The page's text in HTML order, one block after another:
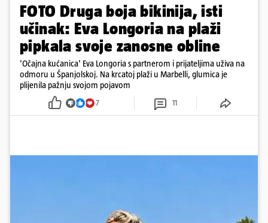
FOTO Druga boja bikinija, isti
učinak: Eva Longoria na plaži
pipkala svoje zanosne obline
'Očajna kućanica' Eva Longoria s partnerom i prijateljima uživa na
odmoru u Španjolskoj. Na krcatoj plaži u Marbelli, glumica je
plijenila pažnju svojom pojavom
7 11